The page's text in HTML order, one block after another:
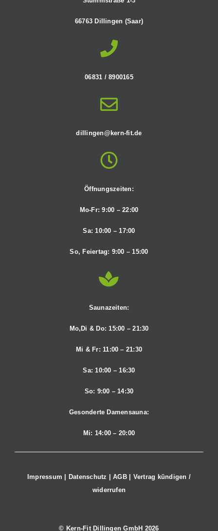
66763 Dillingen (Saar)
06831 / 8900165
dillingen@kern-fit.de
Öffnungszeiten:
Mo-Fr: 9:00 – 22:00
Sa: 10:00 – 17:00
So, Feiertag: 9:00 – 15:00
Saunazeiten:
Mo,Di & Do: 15:00 – 21:30
Mi & Fr: 11:00 – 21:30
Sa: 10:00 – 16:30
So: 9:00 – 14:30
Gesonderte Damensauna:
Mi: 14:00 – 20:00
Impressum Datenschutz |AGB | Vertrag kündigen /
widerrufen
© Kern-Fit Dillingen GmbH 2026